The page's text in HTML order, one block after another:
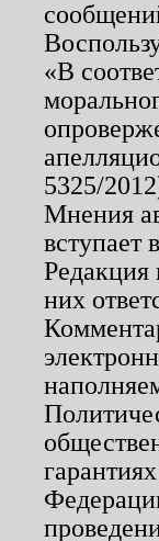
«В
5325/
Мнения
вступает
Редакция
них